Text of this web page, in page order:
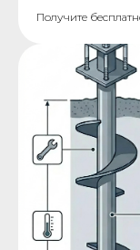
Получите